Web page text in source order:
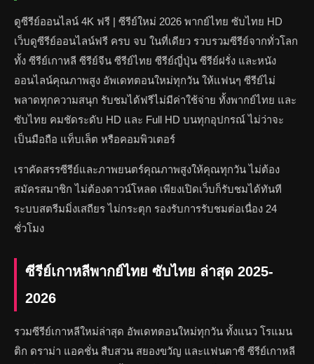
ดูซีรีย์ออนไลน์ 4K ฟรี | ซีรีย์ใหม่ 2026 พากย์ไทย ซับไทย HD
เว็บดูซีรีย์ออนไลน์ฟรี ครบ จบ ในที่เดียว รวบรวมซีรีย์จากทั่วโลก
ทั้ง ซีรีย์เกาหลี ซีรีย์จีน ซีรีย์ไทย ซีรีย์ญี่ปุ่น ซีรีย์ฝรั่ง และหนัง
ออนไลน์คุณภาพสูง อัพเดทตอนใหม่ทุกวัน ให้แฟนๆ ซีรีย์ไม่
พลาดทุกความสนุก รับชมได้ฟรีไม่มีค่าใช้จ่าย ทั้งพากย์ไทย และ
ซับไทย คมชัดระดับ HD และ Full HD บนทุกอุปกรณ์ ไม่ว่าจะ
เป็นมือถือ แท็บเล็ต หรือคอมพิวเตอร์
เราคัดสรรซีรีย์และภาพยนตร์คุณภาพสูงให้คุณทุกวัน ไม่ต้อง
สมัครสมาชิก ไม่ต้องดาวน์โหลด เพียงเปิดเว็บก็รับชมได้ทันที
ระบบสตรีมมิ่งเสถียร ไม่กระตุก รองรับการรับชมต่อเนื่อง 24
ชั่วโมง
ซีรีย์เกาหลีพากย์ไทย ซับไทย ล่าสุด 2025-
2026
รวมซีรีย์เกาหลีใหม่ล่าสุด อัพเดทตอนใหม่ทุกวัน ทั้งแนว โรแมน
ติก ดราม่า แอคชั่น สืบสวน สยองขวัญ และแฟนตาซี ซีรีย์เกาหลี